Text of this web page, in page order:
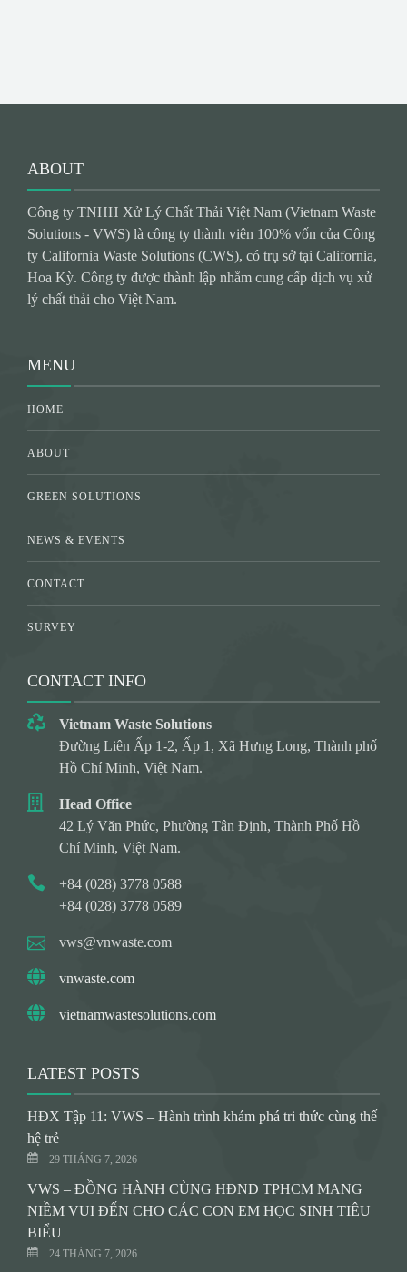
ABOUT
Công ty TNHH Xử Lý Chất Thải Việt Nam (Vietnam Waste
Solutions - VWS) là công ty thành viên 100% vốn của Công
ty California Waste Solutions (CWS), có trụ sở tại California,
Hoa Kỳ. Công ty được thành lập nhằm cung cấp dịch vụ xử
lý chất thải cho Việt Nam.
MENU
HOME
ABOUT
GREEN SOLUTIONS
NEWS & EVENTS
CONTACT
SURVEY
CONTACT INFO
Vietnam Waste Solutions
Đường Liên Ấp 1-2, Ấp 1, Xã Hưng Long, Thành phố
Hồ Chí Minh, Việt Nam.
Head Office
42 Lý Văn Phức, Phường Tân Định, Thành Phố Hồ
Chí Minh, Việt Nam.
+84 (028) 3778 0588
+84 (028) 3778 0589
vws@vnwaste.com
vnwaste.com
vietnamwastesolutions.com
LATEST POSTS
HĐX Tập 11: VWS – Hành trình khám phá tri thức cùng thế
hệ trẻ
29 THÁNG 7, 2026
VWS – ĐỒNG HÀNH CÙNG HĐND TPHCM MANG
NIỀM VUI ĐẾN CHO CÁC CON EM HỌC SINH TIÊU
BIỂU
24 THÁNG 7, 2026